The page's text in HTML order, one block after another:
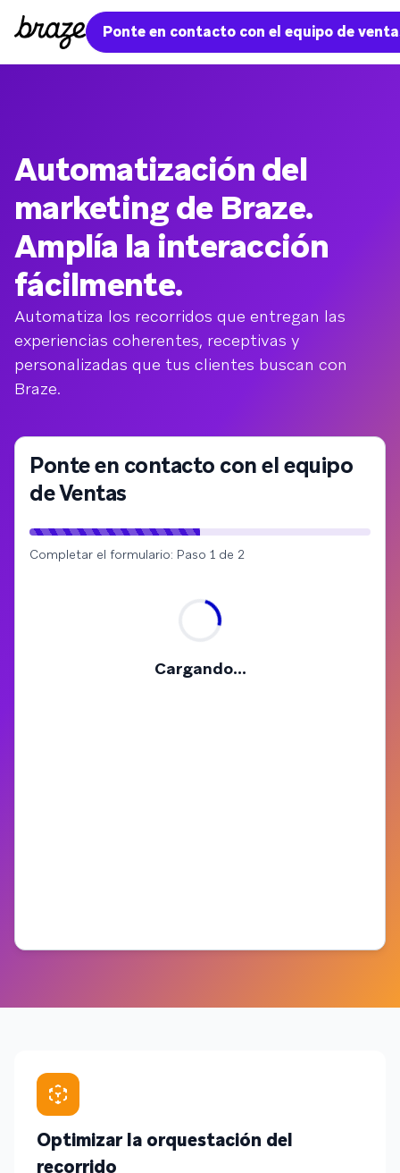
Ponte en contacto con el equipo de
Automatización del
marketing de Braze.
Amplía la interacción
fácilmente.
Automatiza los recorridos que entregan las
experiencias coherentes, receptivas y
personalizadas que tus clientes buscan con
Braze.
Ponte en contacto con el equipo
de Ventas
Completar el formulario: Paso 1 de 2
Cargando...
Optimizar la orquestación del
recorrido